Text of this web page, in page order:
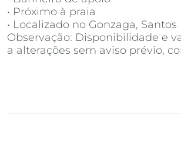
• Próximo à praia
• Localizado no Gonzaga, Santos
Observação: Disponibilidade e
a alterações sem aviso prévio,